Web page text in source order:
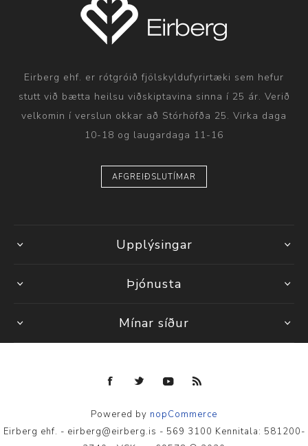
Eirberg ehf. er rótgróið fjölskyldufyrirtæki sem hefur
stutt við bætta heilsu viðskiptavina sinna í 25 ár. Verið
velkomin í verslun okkar að Stórhöfða 25. Virka daga
10-18 og laugardaga 11-16
AFGREIÐSLUTÍMAR
Upplýsingar
Þjónusta
Mínar síður
Powered by nopCommerce
Eirberg ehf. - eirberg@eirberg.is - 569 3100 Kennitala: 581200-